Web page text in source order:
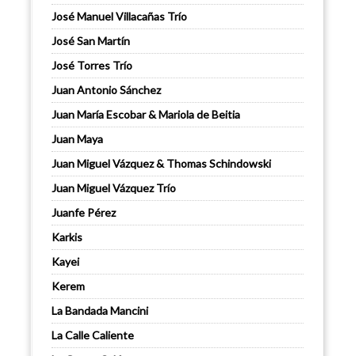
José Manuel Villacañas Trío
José San Martín
José Torres Trío
Juan Antonio Sánchez
Juan María Escobar & Mariola de Beitia
Juan Maya
Juan Miguel Vázquez & Thomas Schindowski
Juan Miguel Vázquez Trío
Juanfe Pérez
Karkis
Kayei
Kerem
La Bandada Mancini
La Calle Caliente